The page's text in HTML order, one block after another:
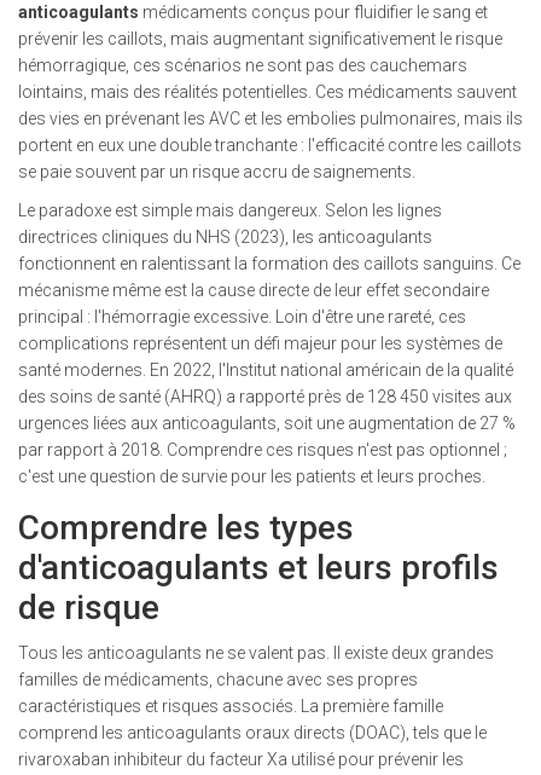
anticoagulants médicaments conçus pour fluidifier le sang et
prévenir les caillots, mais augmentant significativement le risque
hémorragique , ces scénarios ne sont pas des cauchemars
lointains, mais des réalités potentielles. Ces médicaments sauvent
des vies en prévenant les AVC et les embolies pulmonaires, mais ils
portent en eux une double tranchante : l'efficacité contre les caillots
se paie souvent par un risque accru de saignements.
Le paradoxe est simple mais dangereux. Selon les lignes
directrices cliniques du NHS (2023), les anticoagulants
fonctionnent en ralentissant la formation des caillots sanguins. Ce
mécanisme même est la cause directe de leur effet secondaire
principal : l'hémorragie excessive. Loin d'être une rareté, ces
complications représentent un défi majeur pour les systèmes de
santé modernes. En 2022, l'Institut national américain de la qualité
des soins de santé (AHRQ) a rapporté près de 128 450 visites aux
urgences liées aux anticoagulants, soit une augmentation de 27 %
par rapport à 2018. Comprendre ces risques n'est pas optionnel ;
c'est une question de survie pour les patients et leurs proches.
Comprendre les types
d'anticoagulants et leurs profils
de risque
Tous les anticoagulants ne se valent pas. Il existe deux grandes
familles de médicaments, chacune avec ses propres
caractéristiques et risques associés. La première famille
comprend les anticoagulants oraux directs (DOAC), tels que le
rivaroxaban inhibiteur du facteur Xa utilisé pour prévenir les